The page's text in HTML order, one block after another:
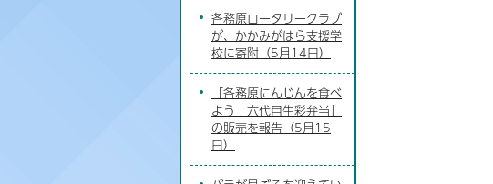
各務原ロータリークラブ
が、かかみがはら支援学
校に寄附（5月14日）
「各務原にんじんを食べ
よう！六代目生彩弁当」
の販売を報告（5月15
日）